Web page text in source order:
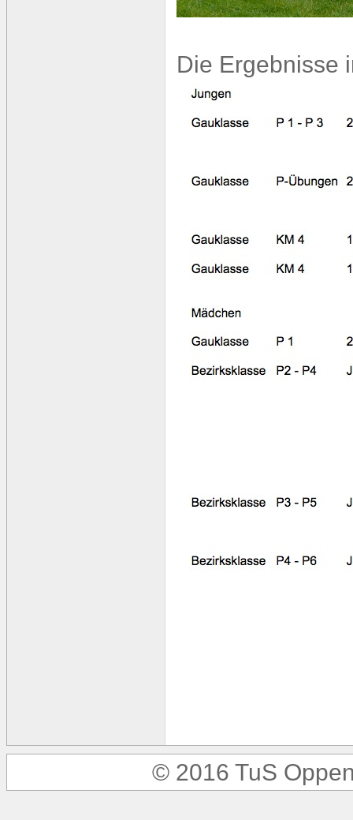
Die Ergebnisse
© 2016 TuS